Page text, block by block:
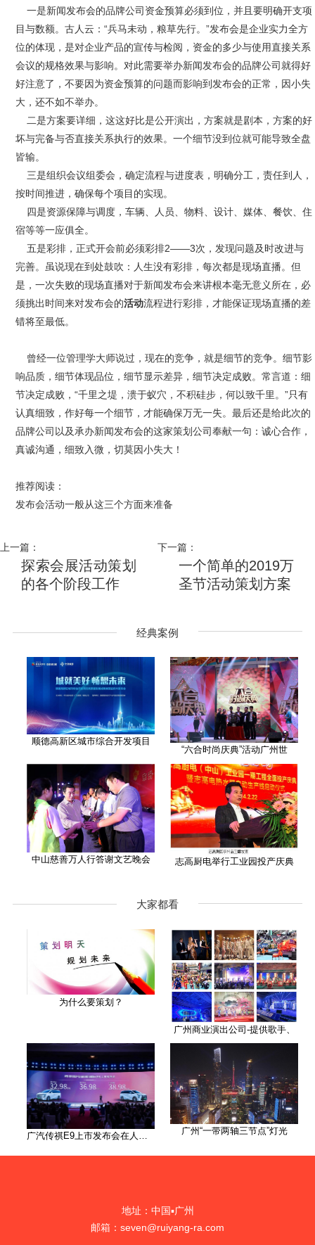
一是新闻发布会的品牌公司资金预算必须到位，并且要明确开支项
目与数额。古人云：“兵马未动，粮草先行。”发布会是企业实力全方
位的体现，是对企业产品的宣传与检阅，资金的多少与使用直接关系
会议的规格效果与影响。对此需要举办新闻发布会的品牌公司就得好
好注意了，不要因为资金预算的问题而影响到发布会的正常，因小失
大，还不如不举办。
二是方案要详细，这这好比是公开演出，方案就是剧本，方案的好
坏与完备与否直接关系执行的效果。一个细节没到位就可能导致全盘
皆输。
三是组织会议组委会，确定流程与进度表，明确分工，责任到人，
按时间推进，确保每个项目的实现。
四是资源保障与调度，车辆、人员、物料、设计、媒体、餐饮、住
宿等等一应俱全。
五是彩排，正式开会前必须彩排2——3次，发现问题及时改进与
完善。虽说现在到处鼓吹：人生没有彩排，每次都是现场直播。但
是，一次失败的现场直播对于新闻发布会来讲根本毫无意义所在，必
须挑出时间来对发布会的活动流程进行彩排，才能保证现场直播的差
错将至最低。
曾经一位管理学大师说过，现在的竞争，就是细节的竞争。细节影
响品质，细节体现品位，细节显示差异，细节决定成败。常言道：细
节决定成败，“千里之堤，溃于蚁穴，不积硅步，何以致千里。”只有
认真细致，作好每一个细节，才能确保万无一失。最后还是给此次的
品牌公司以及承办新闻发布会的这家策划公司奉献一句：诚心合作，
真诚沟通，细致入微，切莫因小失大！
推荐阅读：
发布会活动一般从这三个方面来准备
上一篇：
探索会展活动策划
的各个阶段工作
下一篇：
一个简单的2019万
圣节活动策划方案
经典案例
顺德高新区城市综合开发项目
“六合时尚庆典”活动广州世
中山慈善万人行答谢文艺晚会 志高厨电举行工业园投产庆典
大家都看
为什么要策划？
广州商业演出公司-提供歌手、
广汽传祺E9上市发布会在人民大 广州“一带两轴三节点”灯光
地址：中国▪广州
邮箱：seven@ruiyang-ra.com